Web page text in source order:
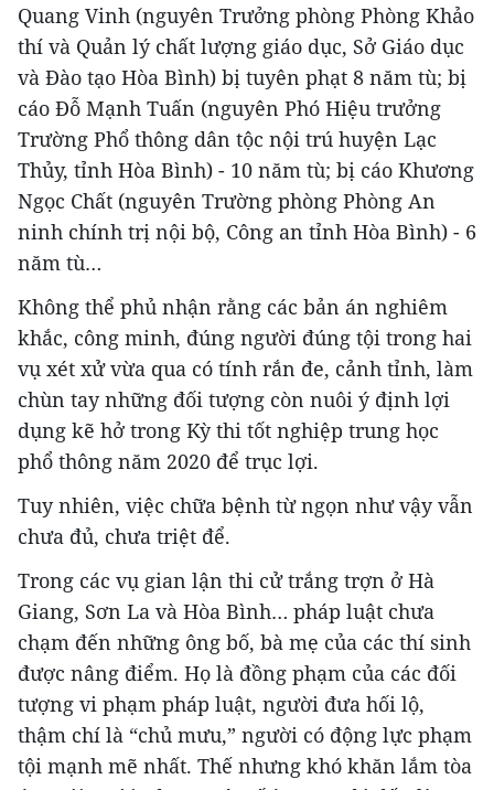
Quang Vinh (nguyên Trưởng phòng Phòng Khảo
thí và Quản lý chất lượng giáo dục, Sở Giáo dục
và Đào tạo Hòa Bình) bị tuyên phạt 8 năm tù; bị
cáo Đỗ Mạnh Tuấn (nguyên Phó Hiệu trưởng
Trường Phổ thông dân tộc nội trú huyện Lạc
Thủy, tỉnh Hòa Bình) - 10 năm tù; bị cáo Khương
Ngọc Chất (nguyên Trường phòng Phòng An
ninh chính trị nội bộ, Công an tỉnh Hòa Bình) - 6
năm tù…
Không thể phủ nhận rằng các bản án nghiêm
khắc, công minh, đúng người đúng tội trong hai
vụ xét xử vừa qua có tính rắn đe, cảnh tỉnh, làm
chùn tay những đối tượng còn nuôi ý định lợi
dụng kẽ hở trong Kỳ thi tốt nghiệp trung học
phổ thông năm 2020 để trục lợi.
Tuy nhiên, việc chữa bệnh từ ngọn như vậy vẫn
chưa đủ, chưa triệt để.
Trong các vụ gian lận thi cử trắng trợn ở Hà
Giang, Sơn La và Hòa Bình… pháp luật chưa
chạm đến những ông bố, bà mẹ của các thí sinh
được nâng điểm. Họ là đồng phạm của các đối
tượng vi phạm pháp luật, người đưa hối lộ,
thậm chí là “chủ mưu,” người có động lực phạm
tội mạnh mẽ nhất. Thế nhưng khó khăn lắm tòa